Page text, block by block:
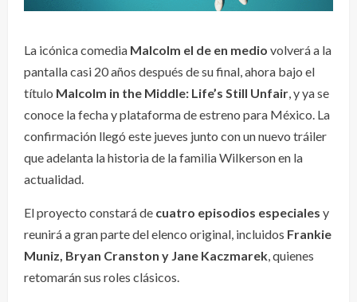
La icónica comedia Malcolm el de en medio volverá a la
pantalla casi 20 años después de su final, ahora bajo el
título Malcolm in the Middle: Life’s Still Unfair, y ya se
conoce la fecha y plataforma de estreno para México. La
confirmación llegó este jueves junto con un nuevo tráiler
que adelanta la historia de la familia Wilkerson en la
actualidad.
El proyecto constará de cuatro episodios especiales y
reunirá a gran parte del elenco original, incluidos Frankie
Muniz, Bryan Cranston y Jane Kaczmarek, quienes
retomarán sus roles clásicos.